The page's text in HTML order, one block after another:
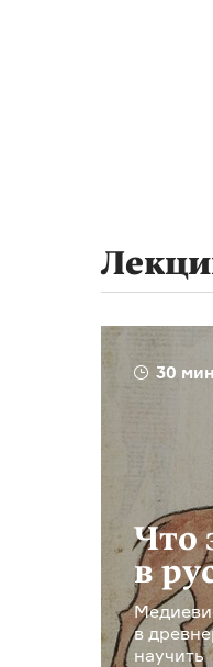
30
Что
в
в
научить